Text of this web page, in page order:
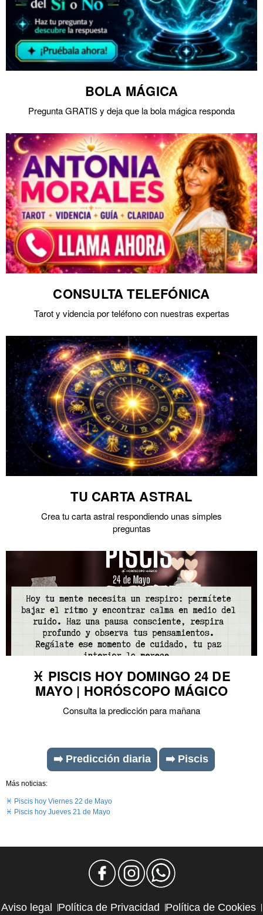
BOLA MÁGICA
Pregunta GRATIS y deja que la bola mágica responda
CONSULTA TELEFÓNICA
Tarot y videncia por teléfono con nuestras expertas
TU CARTA ASTRAL
Crea tu carta astral respondiendo unas simples
preguntas
♓ PISCIS HOY DOMINGO 24 DE
MAYO | HORÓSCOPO MÁGICO
Consulta la predicción para mañana
➡️ Predicción diaria ➡️ Piscis
Más noticias:
♓ Piscis hoy Viernes 22 de Mayo
♓ Piscis hoy Jueves 21 de Mayo
Aviso legal Política de Privacidad Política de Cookies